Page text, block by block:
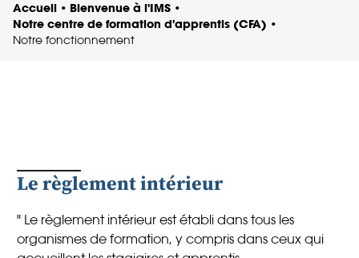
Accueil • Bienvenue à l'IMS •
Notre centre de formation d'apprentis (CFA) •
Notre fonctionnement
Le règlement intérieur
" Le règlement intérieur est établi dans tous les
organismes de formation, y compris dans ceux qui